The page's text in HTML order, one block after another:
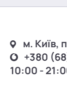
м. Київ,
+380
10:00 -